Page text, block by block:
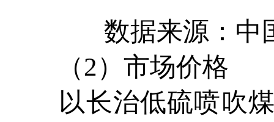
数据来源：中
（2）市场价格
以长治低硫喷吹煤